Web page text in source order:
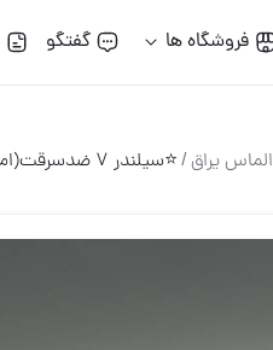
فروشگاه ها گفتگو
الماس یراق/⭐️سیلندر ۷ ضدسرقت(امنیتی) ADLER⭐️